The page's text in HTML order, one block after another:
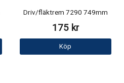
Driv/fläktrem 7290 749mm
175 kr
Köp